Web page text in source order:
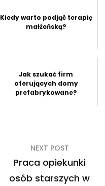
Kiedy warto podjąć terapię
małżeńską?
Jak szukać firm
oferujących domy
prefabrykowane?
NEXT POST
Praca opiekunki
osób starszych w